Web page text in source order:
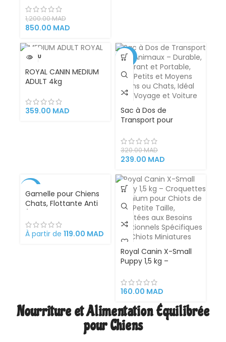
distributeur
automatique de
nourriture pour chat
Gamelle avec
distributeur
nourriture
1,200.00MAD
850.00 MAD
VENDU
ROYAL CANIN MEDIUM
ADULT 4kg
359.00 MAD
-25%
Sac à Dos de
Transport pour
Respirant et Portable,
pour Petits et Moyens
Chiens ou Chats, Idéal
Voiture
320.00MAD
239.00 MAD
CHAUD
Gamelle pour Chiens
Chats, Flottante Anti
Protection des oreilles
et de la barbe
À partir de 119.00 MAD
Royal Canin X-Small
Puppy 1,5 kg –
pour Chiots de Très
Petite Taille, Adaptées
Nutritionnels
Spécifiques des Chiots
Miniatures
160.00 MAD
Nourriture et Alimentation Équilibrée
pour Chiens